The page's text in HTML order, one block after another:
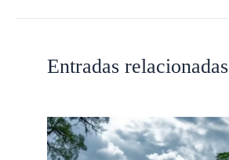
Entradas relacionadas